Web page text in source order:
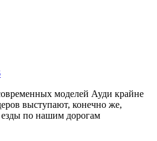
моделей Ауди крайне
выступают, конечно же,
по нашим дорогам